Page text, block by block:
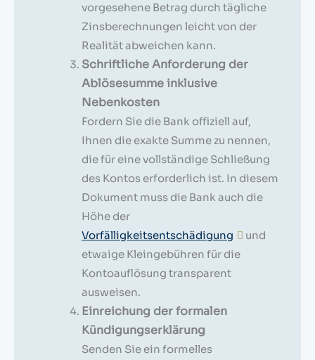
vorgesehene Betrag durch tägliche
Zinsberechnungen leicht von der
Realität abweichen kann.
Schriftliche Anforderung der
Ablösesumme inklusive
Nebenkosten
Fordern Sie die Bank offiziell auf,
Ihnen die exakte Summe zu nennen,
die für eine vollständige Schließung
des Kontos erforderlich ist. In diesem
Dokument muss die Bank auch die
Höhe der
Vorfälligkeitsentschädigung
und
etwaige Kleingebühren für die
Kontoauflösung transparent
ausweisen.
Einreichung der formalen
Kündigungserklärung
Senden Sie ein formelles